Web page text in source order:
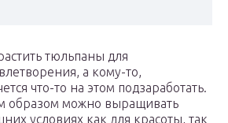
тюльпаны для
а кому-то,
что-то на этом подзаработать.
образом можно выращивать
условиях как для красоты, так